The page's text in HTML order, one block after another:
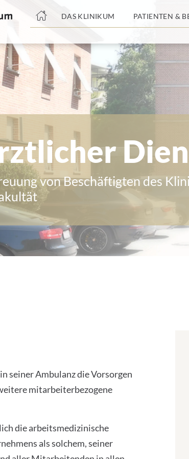
DAS KLINIKUM PATIENTEN &
von Beschäftigten des
seiner Ambulanz die Vorsorgen
mitarbeiterbezogene
die arbeitsmedizinische
als solchem, seiner